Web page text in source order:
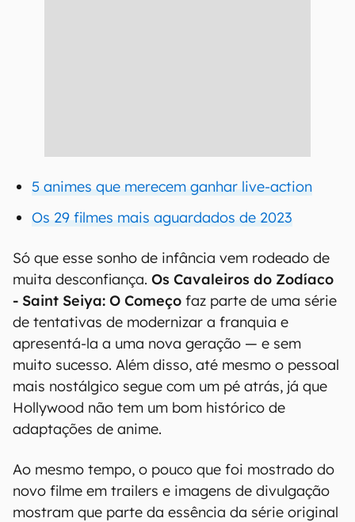
5 animes que merecem ganhar live-action
Os 29 filmes mais aguardados de 2023
Só que esse sonho de infância vem rodeado de
muita desconfiança. Os Cavaleiros do Zodíaco
- Saint Seiya: O Começo faz parte de uma série
de tentativas de modernizar a franquia e
apresentá-la a uma nova geração — e sem
muito sucesso. Além disso, até mesmo o pessoal
mais nostálgico segue com um pé atrás, já que
Hollywood não tem um bom histórico de
adaptações de anime.
Ao mesmo tempo, o pouco que foi mostrado do
novo filme em trailers e imagens de divulgação
mostram que parte da essência da série original